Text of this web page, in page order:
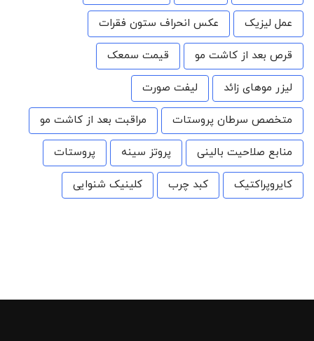
عمل لیزیک عکس انحراف ستون فقرات
قرص بعد از کاشت مو قیمت سمعک
لیزر موهای زائد لیفت صورت
متخصص سرطان پروستات مراقبت بعد از کاشت مو
منابع صلاحیت بالینی پروتز سینه پروستات
کایروپراکتیک کبد چرب کلینیک شنوایی